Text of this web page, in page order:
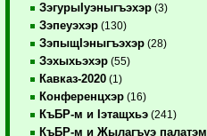
ЗэгурыIуэныгъэхэр (3)
Зэпеуэхэр (130)
ЗэпыщIэныгъэхэр (28)
Зэхыхьэхэр (55)
Кавказ-2020 (1)
Конференцхэр (16)
КъБР-м и Iэтащхьэ (241)
КъБР-м и Жылагъуэ палатэм